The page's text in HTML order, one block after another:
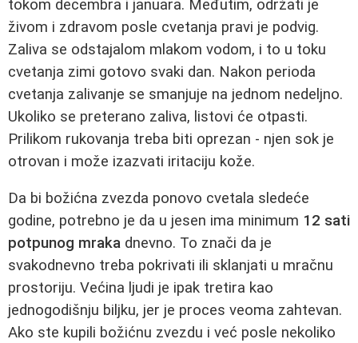
tokom decembra i januara. Međutim, održati je
živom i zdravom posle cvetanja pravi je podvig.
Zaliva se odstajalom mlakom vodom, i to u toku
cvetanja zimi gotovo svaki dan. Nakon perioda
cvetanja zalivanje se smanjuje na jednom nedeljno.
Ukoliko se preterano zaliva, listovi će otpasti.
Prilikom rukovanja treba biti oprezan - njen sok je
otrovan i može izazvati iritaciju kože.
Da bi božićna zvezda ponovo cvetala sledeće
godine, potrebno je da u jesen ima minimum 12 sati
potpunog mraka dnevno. To znači da je
svakodnevno treba pokrivati ili sklanjati u mračnu
prostoriju. Većina ljudi je ipak tretira kao
jednogodišnju biljku, jer je proces veoma zahtevan.
Ako ste kupili božićnu zvezdu i već posle nekoliko